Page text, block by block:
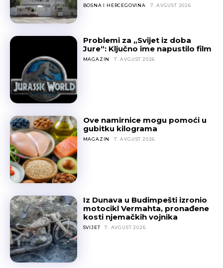
BOSNA I HERCEGOVINA 7. AVGUST 2026.
Problemi za „Svijet iz doba
Jure“: Ključno ime napustilo film
MAGAZIN 7. AVGUST 2026.
Ove namirnice mogu pomoći u
gubitku kilograma
MAGAZIN 7. AVGUST 2026.
Iz Dunava u Budimpešti izronio
motocikl Vermahta, pronađene
kosti njemačkih vojnika
SVIJET 7. AVGUST 2026.